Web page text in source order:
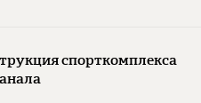
спорткомплекса